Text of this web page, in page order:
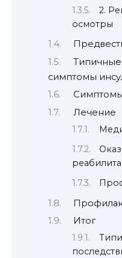
2.
осмотры
симптомы
Лечение
Итог